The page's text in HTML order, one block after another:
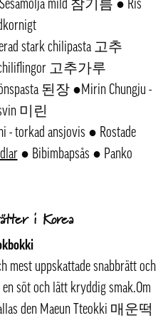
mild 참기름 ● Ris
stark chilipasta 고추
고추가루
된장 ●Mirin Chungju -
미린
torkad ansjovis ● Rostade
● Bibimbapsås ● Panko
i Korea
mest uppskattade snabbrätt och
söt och lätt kryddig smak.Om
den Maeun Tteokki 매운떡